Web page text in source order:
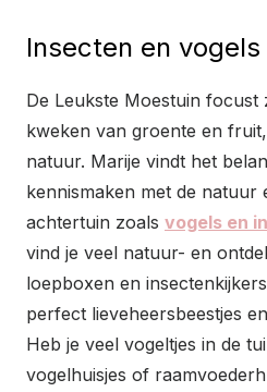
Insecten en vogels
De Leukste Moestuin focust
kweken van groente en
natuur. Marije vindt het
kennismaken met de natuur
achtertuin zoals vogels en
vind je veel natuur- en
loepboxen en
perfect lieveheersbeestjes
Heb je veel vogeltjes in de
vogelhuisjes of